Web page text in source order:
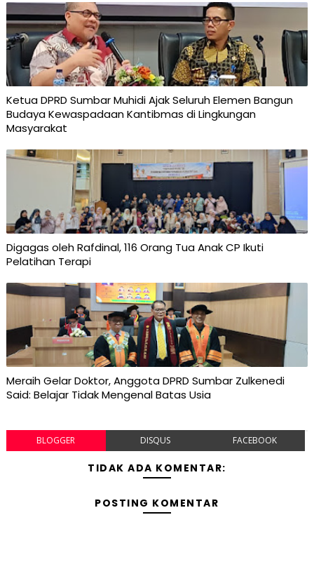
Ketua DPRD Sumbar Muhidi Ajak Seluruh Elemen Bangun
Budaya Kewaspadaan Kantibmas di Lingkungan
Masyarakat
Digagas oleh Rafdinal, 116 Orang Tua Anak CP Ikuti
Pelatihan Terapi
Meraih Gelar Doktor, Anggota DPRD Sumbar Zulkenedi
Said: Belajar Tidak Mengenal Batas Usia
BLOGGER DISQUS FACEBOOK
TIDAK ADA KOMENTAR:
POSTING KOMENTAR